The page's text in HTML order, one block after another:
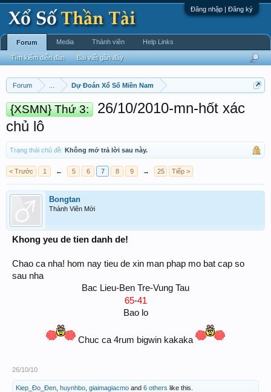
Đăng nhập | Đăng ký
Forum Dự Đoán Xổ Số Miền Nam
{XSMN} Thứ 3:
26/10/2010-mn-hốt xác
chủ lô
Trạng thái chủ đề: Không mở trả lời sau này.
< Trước 1 ← 5 6 7 8 9 → 25 Tiếp >
Bongtan
Thành Viên Mới
Khong yeu de tien danh de!
Chao ca nha! hom nay tieu de xin man phap mo bat cap so
sau nha
Bac Lieu-Ben Tre-Vung Tau
65-41
Bao lo
Chuc ca 4rum bigwin kakaka
26/10/10
Kiep_Đo_Đen huynhbo giaimagiacmo and 6 others like this.
Forum
Tìm kiếm diễn đàn Bài viết gần đây
Media Thành viên Help Links